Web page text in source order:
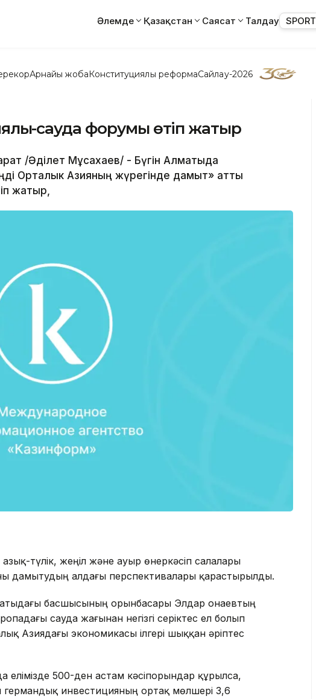
Әлемде Қазақстан Саясат Талдау SPORT
Арнайы жобаКонституциялық реформаСайлау-2026
сауда форумы өтіп жатыр
/Әділет Мұсахаев/ - Бүгін Алматыда
Орталык Азияның жүрегінде дамыт» атты
жатыр,
түлік, жеңіл және ауыр өнеркәсіп салалары
дамытудың алдағы перспективалары қарастырылды.
басшысының орынбасары Элдар Қонаевтың
сауда жағынан негізгі серіктес ел болып
Азиядағы экономикасы ілгері шыққан әріптес
елімізде 500-ден астам кәсiпорындар құрылса,
германдық инвестицияның ортақ мөлшері 3,6